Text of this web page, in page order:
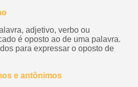
adjetivo, verbo ou
é oposto ao de uma palavra.
para expressar o oposto de
e antônimos